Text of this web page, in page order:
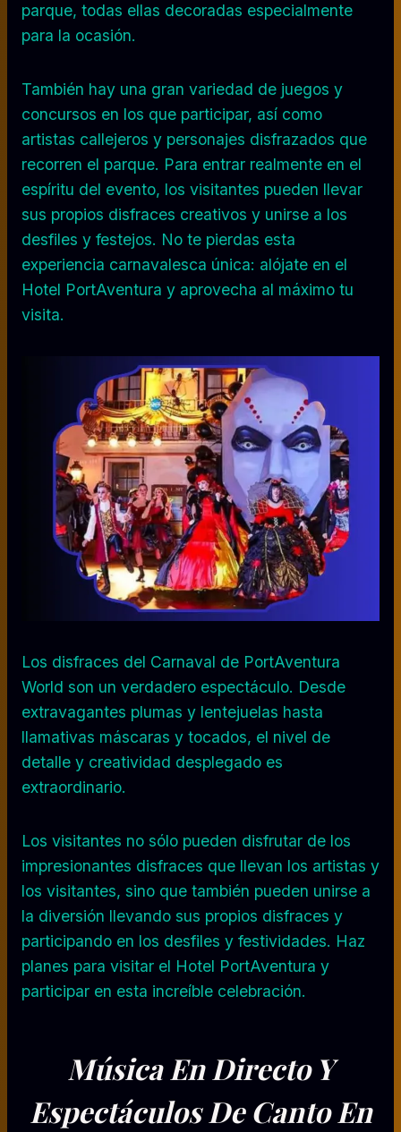
parque, todas ellas decoradas especialmente
para la ocasión.
También hay una gran variedad de juegos y
concursos en los que participar, así como
artistas callejeros y personajes disfrazados que
recorren el parque. Para entrar realmente en el
espíritu del evento, los visitantes pueden llevar
sus propios disfraces creativos y unirse a los
desfiles y festejos. No te pierdas esta
experiencia carnavalesca única: alójate en el
Hotel PortAventura y aprovecha al máximo tu
visita.
Los disfraces del Carnaval de PortAventura
World son un verdadero espectáculo. Desde
extravagantes plumas y lentejuelas hasta
llamativas máscaras y tocados, el nivel de
detalle y creatividad desplegado es
extraordinario.
Los visitantes no sólo pueden disfrutar de los
impresionantes disfraces que llevan los artistas y
los visitantes, sino que también pueden unirse a
la diversión llevando sus propios disfraces y
participando en los desfiles y festividades. Haz
planes para visitar el Hotel PortAventura y
participar en esta increíble celebración.
Música En Directo Y
Espectáculos De Canto En